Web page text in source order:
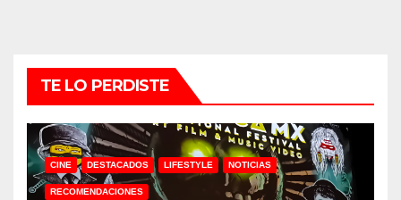
TE LO PERDISTE
CINE DESTACADOS LIFESTYLE NOTICIAS
RECOMENDACIONES